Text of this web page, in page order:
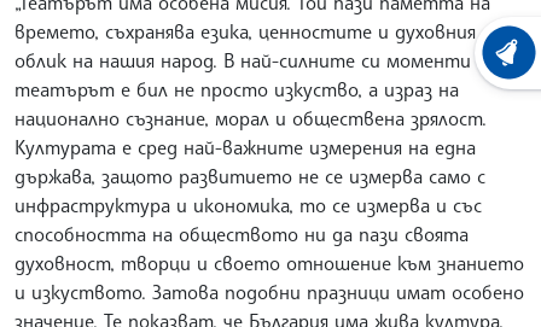
времето, съхранява езика, ценностите и духовния
облик на нашия народ. В най-силните си моменти
театърът е бил не просто изкуство, а израз на
национално съзнание, морал и обществена зрялост.
Културата е сред най-важните измерения на една
държава, защото развитието не се измерва само с
инфраструктура и икономика, то се измерва и със
способността на обществото ни да пази своята
духовност, творци и своето отношение към знанието
и изкуството. Затова подобни празници имат особено
значение. Те показват, че България има жива култура,